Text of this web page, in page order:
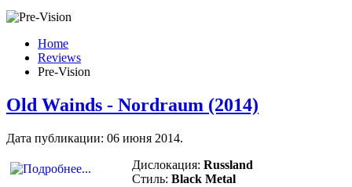
Home
Reviews
Pre-Vision
Old Wainds - Nordraum (2014)
Дата публикации: 06 июня 2014.
Дислокация: Russland
Стиль: Black Metal